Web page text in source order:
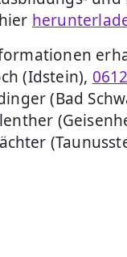
(Idstein),
(Bad